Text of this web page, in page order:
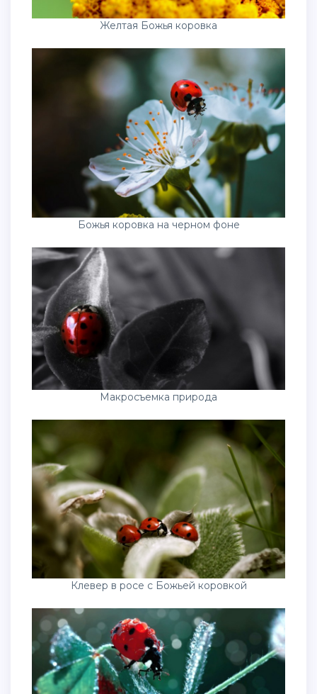
Желтая Божья коровка
Божья коровка на черном фоне
Макросъемка природа
Клевер в росе с Божьей коровкой